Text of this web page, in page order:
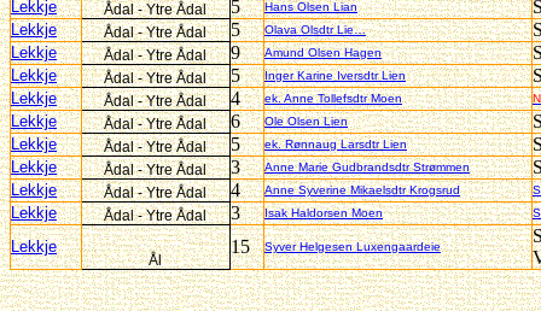
Lekkje Ådal - Ytre Ådal 5 Hans Olsen Lian
Lekkje Ådal - Ytre Ådal 5 Olava Olsdtr Lie…
Lekkje Ådal - Ytre Ådal 9 Amund Olsen Hagen
Lekkje Ådal - Ytre Ådal 5 Inger Karine Iversdtr Lien
Lekkje Ådal - Ytre Ådal 4 ek. Anne Tollefsdtr Moen
Lekkje Ådal - Ytre Ådal 6 Ole Olsen Lien
Lekkje Ådal - Ytre Ådal 5 ek. Rønnaug Larsdtr Lien
Lekkje Ådal - Ytre Ådal 3 Anne Marie Gudbrandsdtr Strømmen
Lekkje Ådal - Ytre Ådal 4 Anne Syverine Mikaelsdtr Krogsrud
Lekkje Ådal - Ytre Ådal 3 Isak Haldorsen Moen
Lekkje
Ål
15 Syver Helgesen Luxengaardeie